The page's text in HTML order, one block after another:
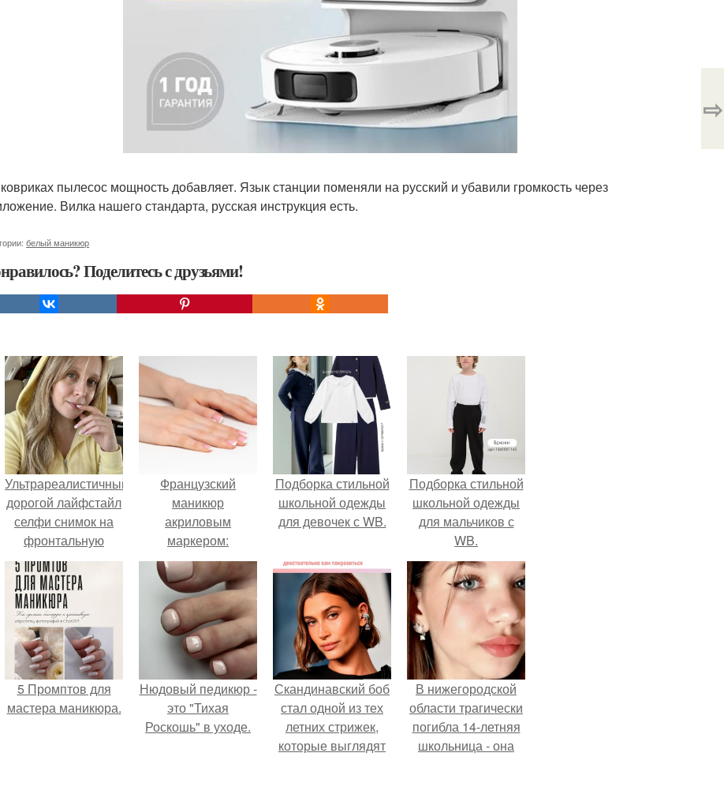
пылесос мощность добавляет. Язык станции поменяли на русский и убавили громкость через
Вилка нашего стандарта, русская инструкция есть.
белый маникюр
Поделитесь с друзьями!
⇨
Ультрареалистичный
дорогой лайфстайл
селфи снимок на
фронтальную
камеру.
Французский
маникюр
акриловым
маркером:
пошаговая
инструкция
Подборка стильной
школьной одежды
для девочек с WB.
Подборка стильной
школьной одежды
для мальчиков с
WB.
5 Промптов для
мастера маникюра.
Нюдовый педикюр -
это "Тихая
Роскошь" в уходе.
Скандинавский боб
стал одной из тех
летних стрижек,
которые выглядят
В нижегородской
области трагически
погибла 14-летняя
школьница - она